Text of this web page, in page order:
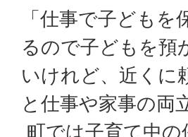
「仕事で子ども
るので子どもを預
いけれど、近くに
と仕事や家事の両
町では子育て中